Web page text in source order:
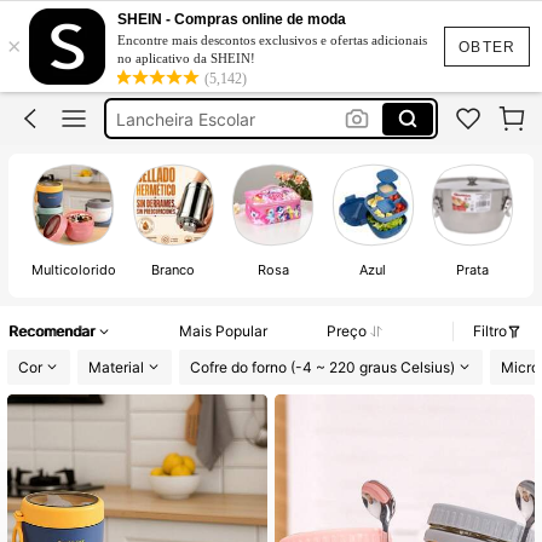
OBTER
×
SHEIN - Compras online de moda
Encontre mais descontos exclusivos e ofertas adicionais
no aplicativo da SHEIN!
(5,142)
Lancheira
Marmita
Lancheira Escolar
Lancheira Térmica
Lancheira
Multicolorido Branco Rosa Azul Prata
Recomendar Mais Popular Preço
Filtro
Cor
Material Cofre do forno (-4 ~ 220 graus Celsius)